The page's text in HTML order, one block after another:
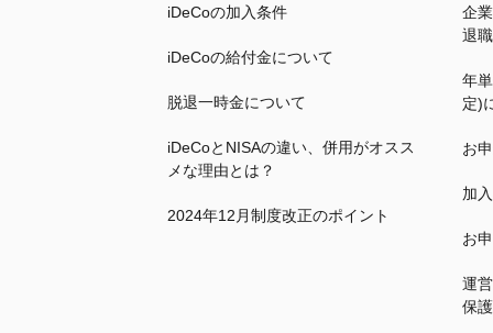
iDeCoの加入条件
iDeCoの給付金について
脱退一時金について
iDeCoとNISAの違い、併用がオスス
メな理由とは？
2024年12月制度改正のポイント
企
退
年
定)
お
加
お
運
保護